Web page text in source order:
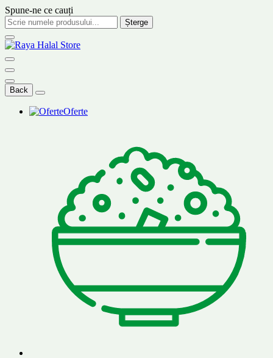
Spune-ne ce cauți
Șterge
Back
Oferte